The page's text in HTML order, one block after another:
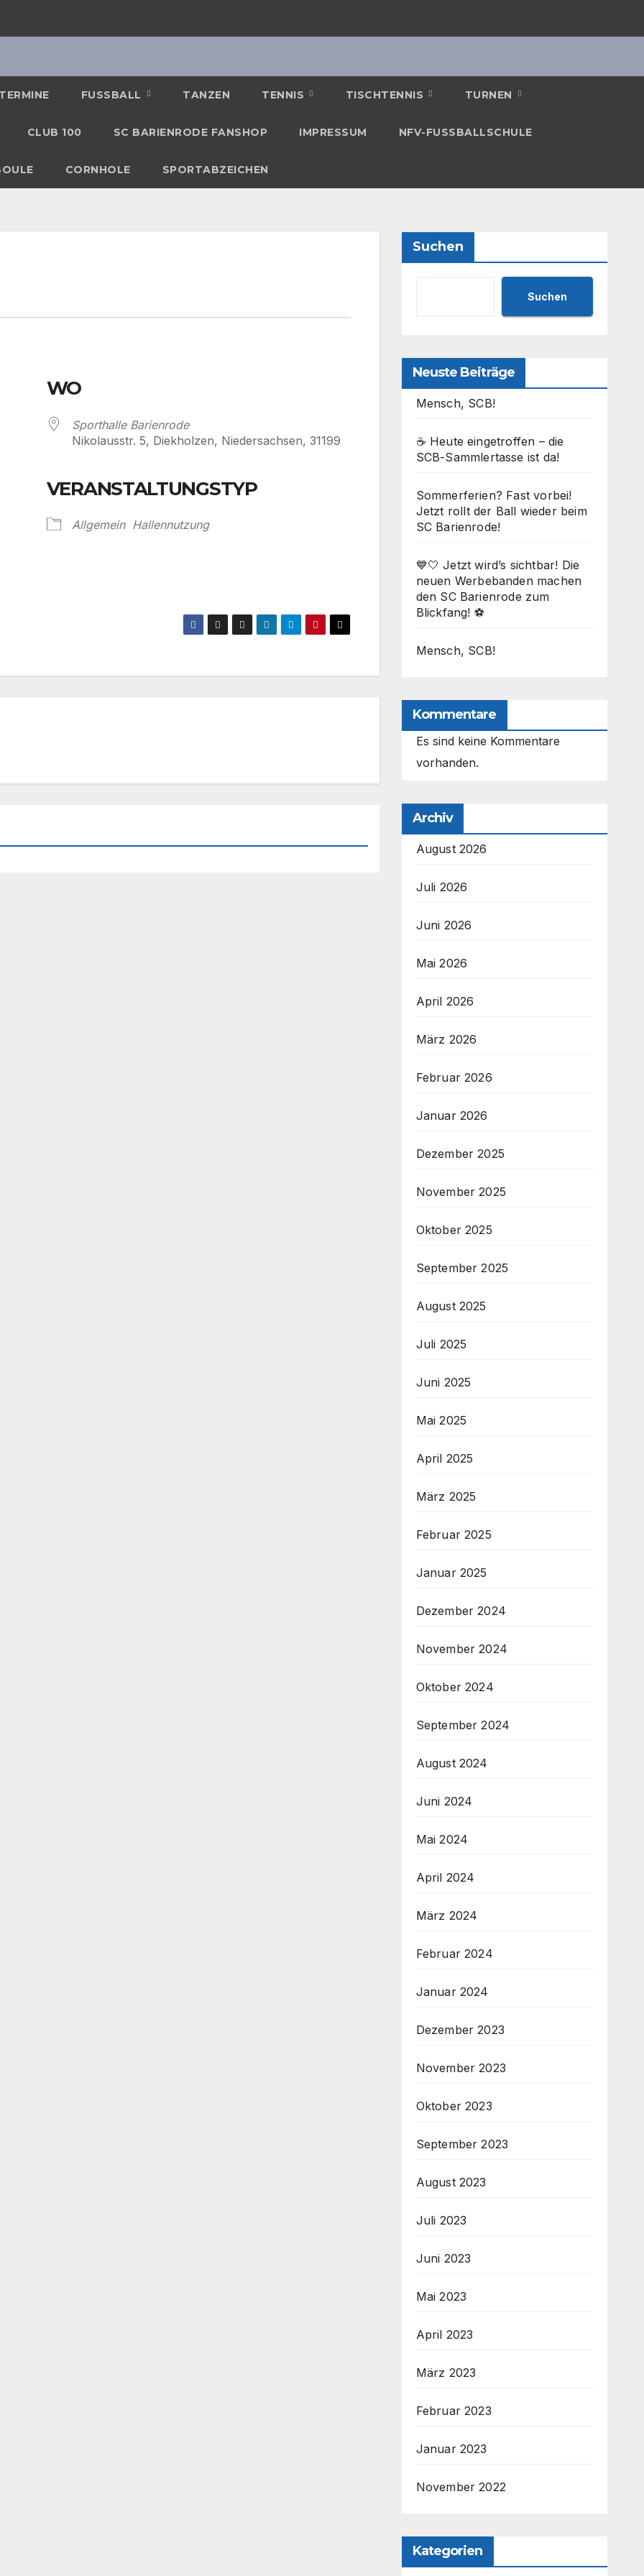
TERMINE FUSSBALL TANZEN TENNIS TISCHTENNIS TURNEN
CLUB 100 SC BARIENRODE FANSHOP IMPRESSUM NFV-FUSSBALLSCHULE
CORNHOLE SPORTABZEICHEN
Outlook Live
WO
Sporthalle Barienrode
Nikolausstr. 5, Diekholzen, Niedersachsen, 31199
VERANSTALTUNGSTYP
Allgemein Hallennutzung
Suchen
Suchen
Neuste Beiträge
Mensch, SCB!
☕ Heute eingetroffen – die
SCB-Sammlertasse ist da!
Sommerferien? Fast vorbei!
Jetzt rollt der Ball wieder beim
SC Barienrode!
💙🤍 Jetzt wird’s sichtbar! Die
neuen Werbebanden machen
den SC Barienrode zum
Blickfang! ⚽
Mensch, SCB!
Kommentare
Es sind keine Kommentare
vorhanden.
Archiv
August 2026
Juli 2026
Juni 2026
Mai 2026
April 2026
März 2026
Februar 2026
Januar 2026
Dezember 2025
November 2025
Oktober 2025
September 2025
August 2025
Juli 2025
Juni 2025
Mai 2025
April 2025
März 2025
Februar 2025
Januar 2025
Dezember 2024
November 2024
Oktober 2024
September 2024
August 2024
Juni 2024
Mai 2024
April 2024
März 2024
Februar 2024
Januar 2024
Dezember 2023
November 2023
Oktober 2023
September 2023
August 2023
Juli 2023
Juni 2023
Mai 2023
April 2023
März 2023
Februar 2023
Januar 2023
November 2022
Kategorien